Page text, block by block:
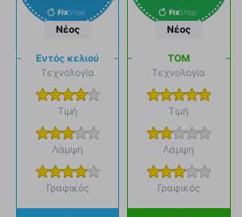
Νέος
Εντός κελιού
Τεχνολογία
Τιμή
Λάμψη
Γραφικός
Νέος
ΤΟΜ
Τεχνολογία
Τιμή
Λάμψη
Γραφικός